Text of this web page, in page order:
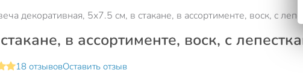
декоративная, 5х7.5 см, в стакане, в ассортименте, воск, с
в ассортименте, воск, с
18 отзывовОставить отзыв